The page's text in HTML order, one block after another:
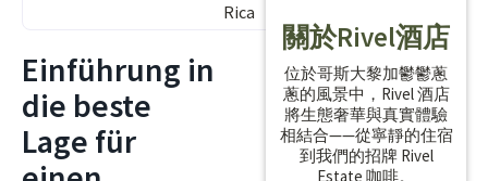
Rica
Einführung in
die beste
Lage für
關於Rivel酒店
位於哥斯大黎加鬱鬱蔥
蔥的風景中，Rivel 酒店
將生態奢華與真實體驗
相結合——從寧靜的住宿
到我們的招牌 Rivel
Estate 咖啡。